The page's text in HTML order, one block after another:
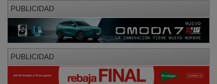
PUBLICIDAD
PUBLICIDAD